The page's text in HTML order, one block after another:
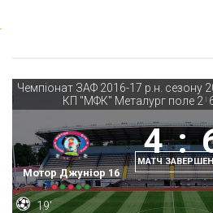
Чемпіонат ЗАФ 2016-17 р.н. сезону
КП "МФК" Металург поле 2 |
Мотор Джуніор 16
4 :
МАТЧ
19'